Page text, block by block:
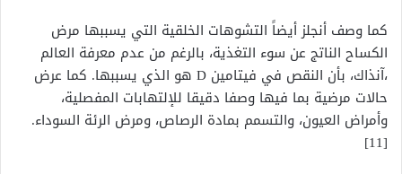
كما وصف أنجلز أيضاً التشوهات الخلقية التي يسببها مرض
الكساح الناتج عن سوء التغذية، بالرغم من عدم معرفة العالم
،آنذاك، بأن النقص في فيتامين D هو الذي يسببها. كما عرض
حالات مرضية بما فيها وصفا دقيقا للإلتهابات المفصلية،
وأمراض العيون، والتسمم بمادة الرصاص، ومرض الرئة السوداء.
[11]